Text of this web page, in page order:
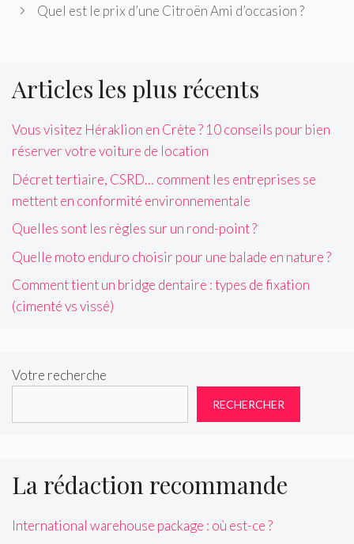
Quel est le prix d’une Citroën Ami d’occasion ?
Articles les plus récents
Vous visitez Héraklion en Crète ? 10 conseils pour bien
réserver votre voiture de location
Décret tertiaire, CSRD… comment les entreprises se
mettent en conformité environnementale
Quelles sont les règles sur un rond-point ?
Quelle moto enduro choisir pour une balade en nature ?
Comment tient un bridge dentaire : types de fixation
(cimenté vs vissé)
Votre recherche
RECHERCHER
La rédaction recommande
International warehouse package : où est-ce ?